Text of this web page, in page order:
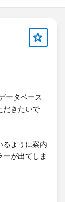
ータベース
だきたいで
るように案内
が出てしま